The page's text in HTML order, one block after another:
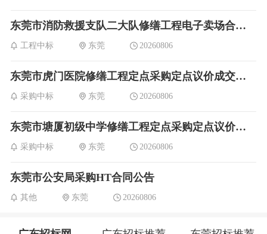
东莞市消防救援支队二大队修缮工程电子卖场合同验收结果公告
工程中标 东莞 20260806
东莞市虎门医院修缮工程定点采购定点议价成交公告DDYJ-2026-1886934
采购中标 东莞 20260806
东莞市塘厦初级中学修缮工程定点采购定点议价成交公告DDYJ-2026-1887740
采购中标 东莞 20260806
东莞市公安局采购HT合同公告
其他 东莞 20260806